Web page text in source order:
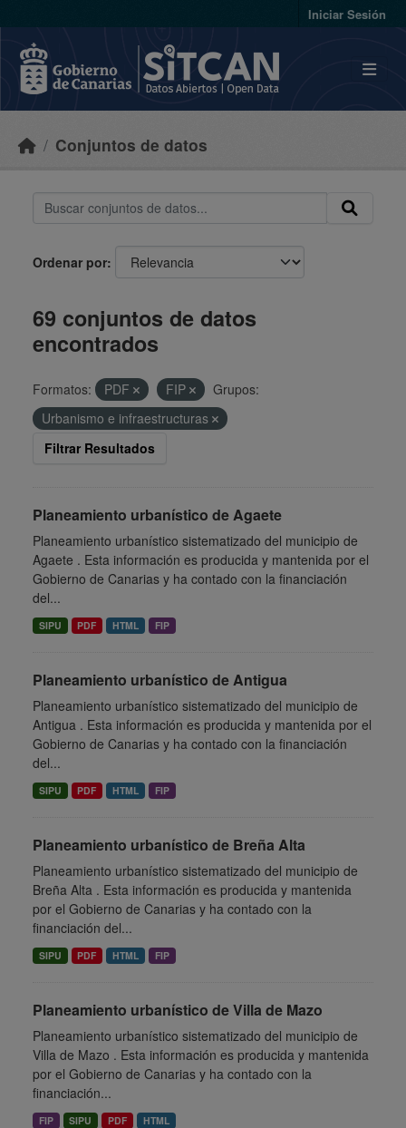
Iniciar Sesión
Conjuntos de datos
Ordenar por
69 conjuntos de datos
encontrados
Formatos: PDF FIP
Grupos:
Urbanismo e infraestructuras
Filtrar Resultados
Planeamiento urbanístico de Agaete
Planeamiento urbanístico sistematizado del municipio de
Agaete . Esta información es producida y mantenida por el
Gobierno de Canarias y ha contado con la financiación
del...
SIPU PDF HTML FIP
Planeamiento urbanístico de Antigua
Planeamiento urbanístico sistematizado del municipio de
Antigua . Esta información es producida y mantenida por el
Gobierno de Canarias y ha contado con la financiación
del...
SIPU PDF HTML FIP
Planeamiento urbanístico de Breña Alta
Planeamiento urbanístico sistematizado del municipio de
Breña Alta . Esta información es producida y mantenida
por el Gobierno de Canarias y ha contado con la
financiación del...
SIPU PDF HTML FIP
Planeamiento urbanístico de Villa de Mazo
Planeamiento urbanístico sistematizado del municipio de
Villa de Mazo . Esta información es producida y mantenida
por el Gobierno de Canarias y ha contado con la
financiación...
FIP SIPU PDF HTML